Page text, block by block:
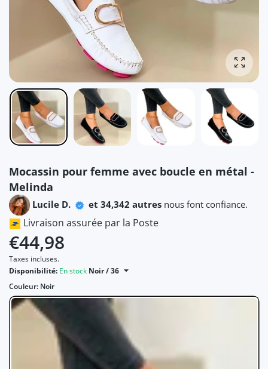
Mocassin pour femme avec boucle en métal -
Melinda
Lucile D. et 34,342 autres nous font confiance.
Livraison assurée par la Poste
€44,98
Taxes incluses.
Disponibilité: En stock Noir / 36
Couleur: Noir